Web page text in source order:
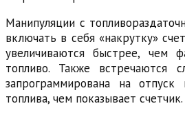
Манипуляции с
включать в себя «накрутку»
увеличиваются быстрее, чем
топливо. Также встречаются
запрограммирована на отпуск
топлива, чем показывает счетчик.